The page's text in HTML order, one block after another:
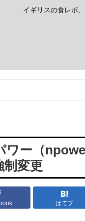
イギリスの食レポ
ー（
制変更
はてブ